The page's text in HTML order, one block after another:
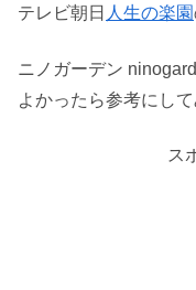
テレビ朝日 人生の楽園
ニノガーデン
よかったら参考にして
ス